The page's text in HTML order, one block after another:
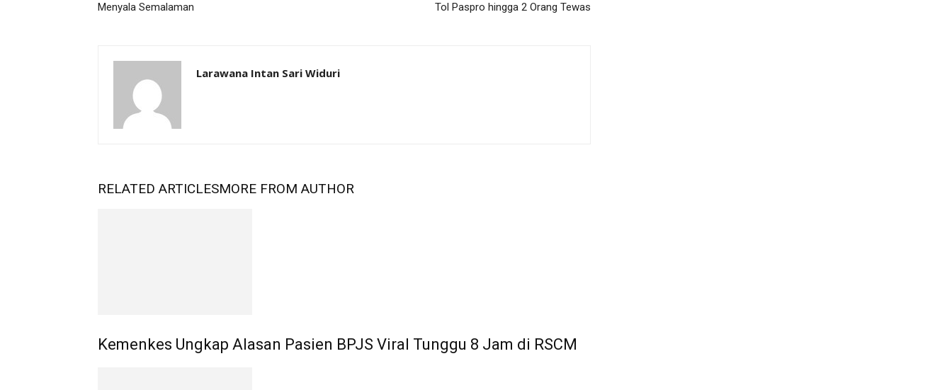
Menyala Semalaman
Tol Paspro hingga 2 Orang Tewas
Larawana Intan Sari Widuri
RELATED ARTICLESMORE FROM AUTHOR
Kemenkes Ungkap Alasan Pasien BPJS Viral Tunggu 8 Jam di RSCM